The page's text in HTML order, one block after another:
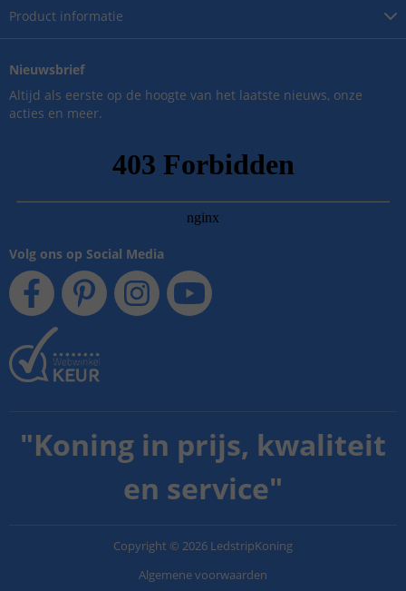
Product informatie
Nieuwsbrief
Altijd als eerste op de hoogte van het laatste nieuws, onze
acties en meer.
Volg ons op Social Media
"Koning in prijs, kwaliteit
en service"
Copyright © 2026 LedstripKoning
Algemene voorwaarden